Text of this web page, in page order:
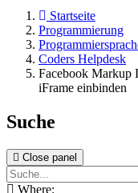
Startseite
Programmierung
Coders Helpdesk
Facebook Markup
iFrame einbinden
Suche
Close panel
Where: